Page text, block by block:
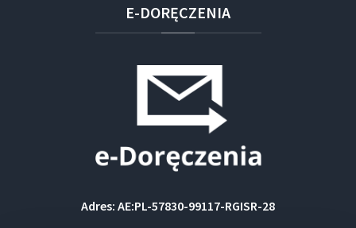
E-DORĘCZENIA
Adres: AE:PL-57830-99117-RGISR-28